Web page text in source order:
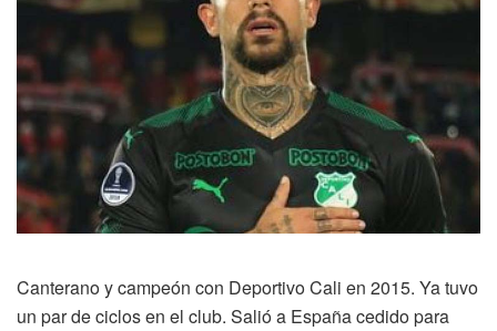
Canterano y campeón con Deportivo Cali en 2015. Ya tuvo
un par de ciclos en el club. Salió a España cedido para